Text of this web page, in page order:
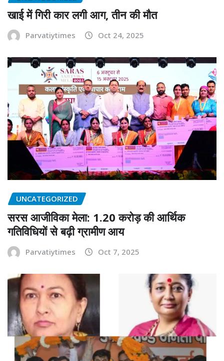
खाई में गिरी कार लगी आग, तीन की मौत
Parvatiytimes Oct 24, 2025
UNCATEGORIZED
सरस आजीविका मेला: 1.20 करोड़ की आर्थिक
गतिविधियों से बढ़ी ग्रामीण आय
Parvatiytimes Oct 7, 2025